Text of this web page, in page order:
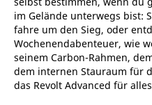
im Gelände unterwegs bist:
fahre um den Sieg, oder
Wochenendabenteuer, wie
seinem Carbon-Rahmen,
dem internen Stauraum für
das Revolt Advanced für